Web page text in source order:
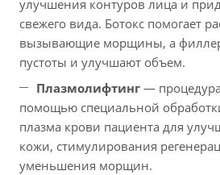
улучшения контуров лица и
свежего вида. Ботокс помогает
вызывающие морщины, а
пустоты и улучшают объем.
Плазмолифтинг —
помощью специальной
плазма крови пациента для
кожи, стимулирования
уменьшения морщин.